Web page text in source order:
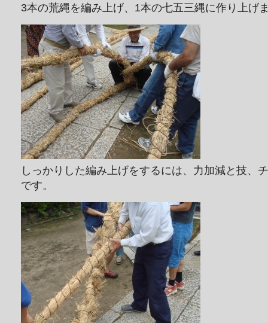
3本の荒縄を編み上げ、1本の七五三縄に作り上げ
しっかりした編み上げをするには、力加減と技、
です。